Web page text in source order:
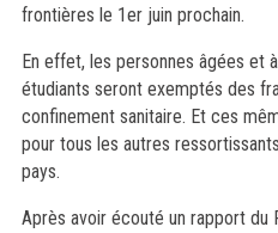
frontières le 1er juin prochain.
En effet, les personnes âgées et
étudiants seront exemptés des
confinement sanitaire. Et ces
pour tous les autres
pays.
Après avoir écouté un rapport